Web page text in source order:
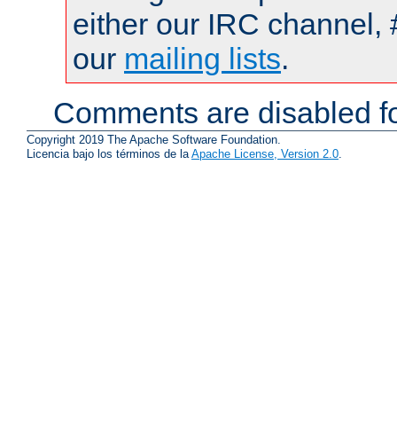
either our IRC channel,
our mailing lists.
Comments are disabled
Copyright 2019 The Apache Software Foundation.
Licencia bajo los términos de laApache License, Version 2.0.